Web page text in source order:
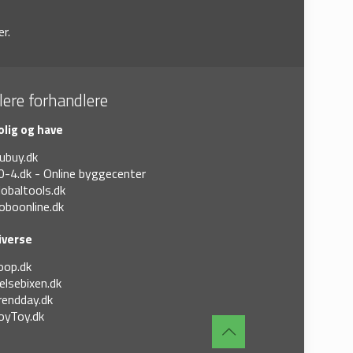
forhandlere
og have
4.dk - Online byggecenter